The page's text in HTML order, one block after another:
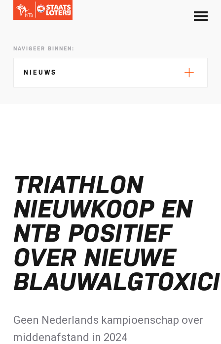
NAVIGEER BINNEN:
NIEUWS
Selectie EK lange afstand Almere bekend
Kalenders T50 en T100 World Championship
Tour 2027 bekend
NTB ontvangt bijdrage van Nederlandse
Loterij​
ALLE NIEUWSBERICHTEN
TRIATHLON
NIEUWKOOP EN
NTB POSITIEF
OVER NIEUWE
Geen Nederlands kampioenschap over
middenafstand in 2024